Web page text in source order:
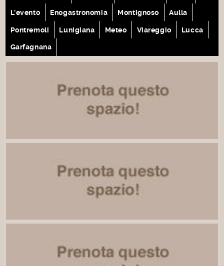
L'evento Enogastronomia Montignoso Aulla
Pontremoli Lunigiana Meteo Viareggio Lucca
Garfagnana